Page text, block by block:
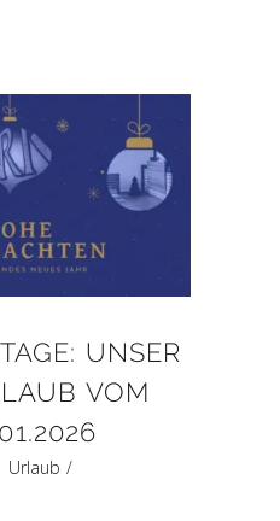
UNSER
VOM
Urlaub